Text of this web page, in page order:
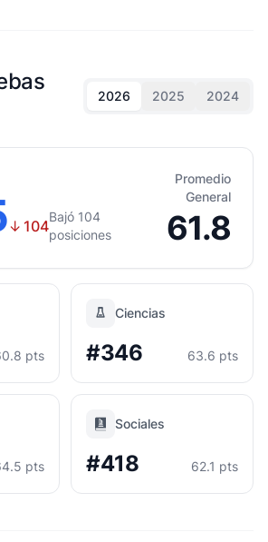
2026 2025 2024
↓ 104
Bajó 104
posiciones
Promedio
General
61.8
pts
Ciencias
#346 63.6 pts
pts
Sociales
#418 62.1 pts